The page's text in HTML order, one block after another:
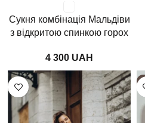
Сукня комбінація Мальдіви
з відкритою спинкою горох
UAH